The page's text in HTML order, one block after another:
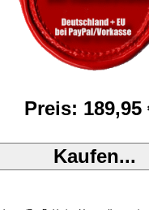
Preis: 189,95